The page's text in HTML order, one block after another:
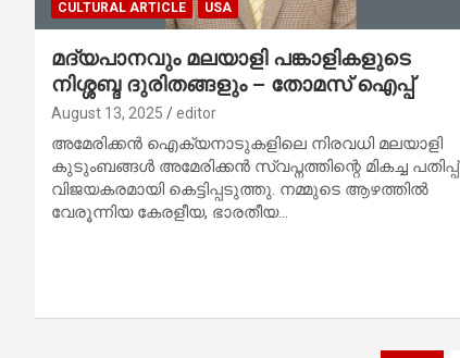
CULTURAL ARTICLE USA
മദ്യപാനവും മലയാളി പങ്കാളികളുടെ
നിശ്ശബ്ദ ദുരിതങ്ങളും – തോമസ് ഐപ്പ്
August 13, 2025 editor
അമേരിക്കൻ ഐക്യനാടുകളിലെ നിരവധി മലയാളി
കുടുംബങ്ങൾ അമേരിക്കൻ സ്വപ്നത്തിന്റെ മികച്ച പതിപ്പ്
വിജയകരമായി കെട്ടിപ്പടുത്തു. നമ്മുടെ ആഴത്തിൽ
വേരൂന്നിയ കേരളീയ, ഭാരതീയ…